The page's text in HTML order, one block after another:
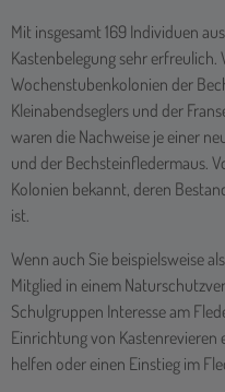
Mit insgesamt 169 Individuen
Kastenbelegung sehr
Wochenstubenkolonien der
Kleinabendseglers und der
waren die Nachweise je einer
und der Bechsteinfledermaus.
Kolonien bekannt, deren
ist.
Wenn auch Sie beispielsweise
Mitglied in einem
Schulgruppen Interesse am
Einrichtung von Kastenrevieren
helfen oder einen Einstieg im